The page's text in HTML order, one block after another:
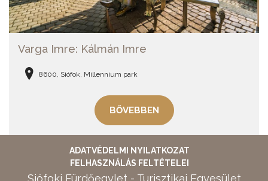
Varga Imre: Kálmán Imre
8600, Siófok, Millennium park
BŐVEBBEN
ADATVÉDELMI NYILATKOZAT
FELHASZNÁLÁS FELTÉTELEI